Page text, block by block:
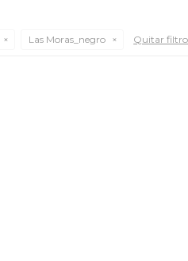
Las Moras_negro Quitar